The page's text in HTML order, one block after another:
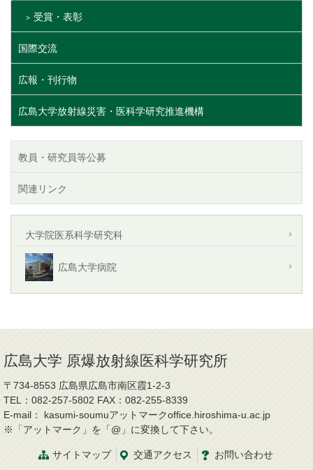
受賞・表彰
国際交流
広報・刊行物
広島大学放射線災害・医科学研究推進機構
教員・研究員等公募
関連リンク
大学院医系科学研究科
広島大学病院
広島大学 原爆放射線医科学研究所
〒734-8553 広島県広島市南区霞1-2-3
TEL：082-257-5802 FAX：082-255-8339
E-mail： kasumi-soumuアットマークoffice.hiroshima-u.ac.jp
※「アットマーク」を「@」に変換して下さい。
サイトマップ 交通アクセス お問い合わせ